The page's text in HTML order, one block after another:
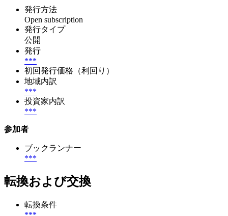
発行方法
Open subscription
発行タイプ
公開
発行
***
初回発行価格（利回り）
地域内訳
***
投資家内訳
***
参加者
ブックランナー
***
転換および交換
転換条件